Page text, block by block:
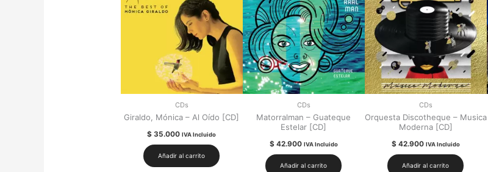
CDs
Giraldo, Mónica – Al Oído [CD]
$ 35.000 IVA Incluido
Añadir al carrito
CDs
Matorralman – Guateque
Estelar [CD]
$42.900 IVA Incluido
Añadir al carrito
CDs
Orquesta Discotheque – Musica
Moderna [CD]
$42.900 IVA Incluido
Añadir al carrito